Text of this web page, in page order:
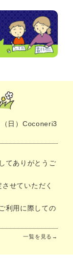
日）Coconeri3
てありがとうご
せていただく
利用に際しての
一覧を見る→